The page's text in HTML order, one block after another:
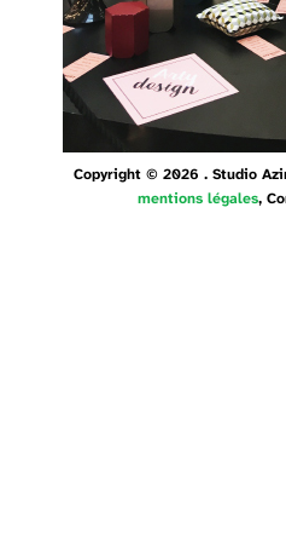
Copyright © 2026 . Studio
mentions légales,